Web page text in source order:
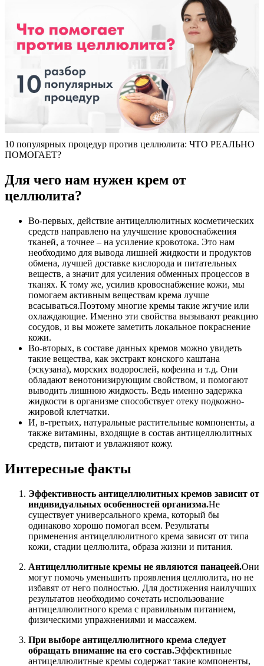
10 популярных процедур против целлюлита: ЧТО РЕАЛЬНО
ПОМОГАЕТ?
Для чего нам нужен крем от
целлюлита?
Во-первых, действие антицеллюлитных косметических
средств направлено на улучшение кровоснабжения
тканей, а точнее – на усиление кровотока. Это нам
необходимо для вывода лишней жидкости и продуктов
обмена, лучшей доставке кислорода и питательных
веществ, а значит для усиления обменных процессов в
тканях. К тому же, усилив кровоснабжение кожи, мы
помогаем активным веществам крема лучше
всасываться.Поэтому многие кремы такие жгучие или
охлаждающие. Именно эти свойства вызывают реакцию
сосудов, и вы можете заметить локальное покраснение
кожи.
Во-вторых, в составе данных кремов можно увидеть
такие вещества, как экстракт конского каштана
(эскузана), морских водорослей, кофеина и т.д. Они
обладают венотонизирующим свойством, и помогают
выводить лишнюю жидкость. Ведь именно задержка
жидкости в организме способствует отеку подкожно-
жировой клетчатки.
И, в-третьих, натуральные растительные компоненты, а
также витамины, входящие в состав антицеллюлитных
средств, питают и увлажняют кожу.
Интересные факты
Эффективность антицеллюлитных кремов зависит от
индивидуальных особенностей организма.Не
существует универсального крема, который бы
одинаково хорошо помогал всем. Результаты
применения антицеллюлитного крема зависят от типа
кожи, стадии целлюлита, образа жизни и питания.
Антицеллюлитные кремы не являются панацеей.Они
могут помочь уменьшить проявления целлюлита, но не
избавят от него полностью. Для достижения наилучших
результатов необходимо сочетать использование
антицеллюлитного крема с правильным питанием,
физическими упражнениями и массажем.
При выборе антицеллюлитного крема следует
обращать внимание на его состав.Эффективные
антицеллюлитные кремы содержат такие компоненты,